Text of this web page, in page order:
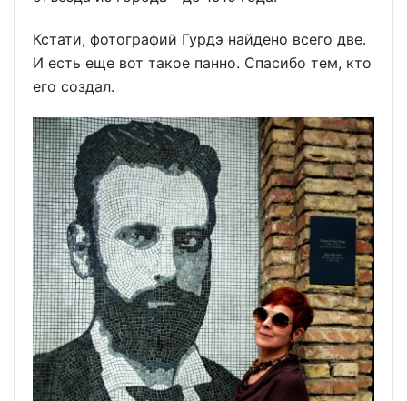
Кстати, фотографий Гурдэ найдено всего две.
И есть еще вот такое панно. Спасибо тем, кто
его создал.